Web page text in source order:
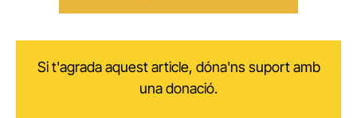
Si t'agrada aquest article, dóna'ns suport amb
una donació.